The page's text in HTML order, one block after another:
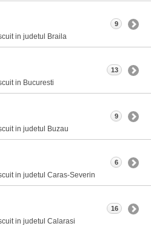
in judetul Braila
9
in Bucuresti
13
in judetul Buzau
9
in judetul Caras-Severin
6
in judetul Calarasi
16